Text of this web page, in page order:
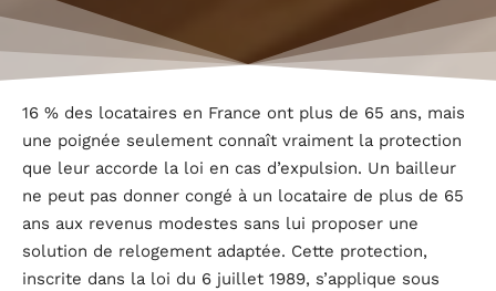
16 % des locataires en France ont plus de 65 ans, mais
une poignée seulement connaît vraiment la protection
que leur accorde la loi en cas d’expulsion. Un bailleur
ne peut pas donner congé à un locataire de plus de 65
ans aux revenus modestes sans lui proposer une
solution de relogement adaptée. Cette protection,
inscrite dans la loi du 6 juillet 1989, s’applique sous